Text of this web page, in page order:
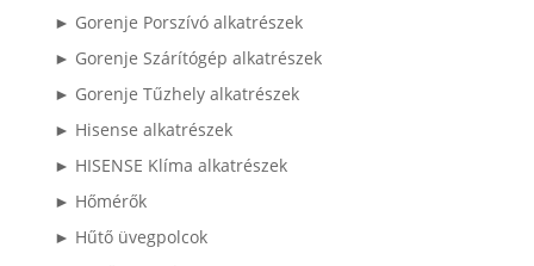
► Gorenje Porszívó alkatrészek
► Gorenje Szárítógép alkatrészek
► Gorenje Tűzhely alkatrészek
► Hisense alkatrészek
► HISENSE Klíma alkatrészek
► Hőmérők
► Hűtő üvegpolcok